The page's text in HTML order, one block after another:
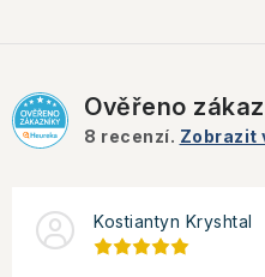
Ověřeno
8 recenzí. Zobrazit
Kostiantyn Kryshtal